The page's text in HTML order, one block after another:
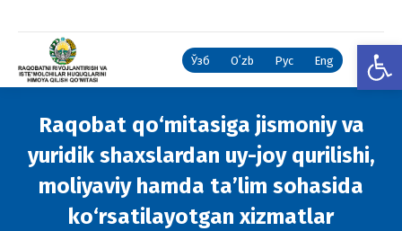
Ўзб Oʻzb Рус Eng
Raqobat qo‘mitasiga jismoniy va
yuridik shaxslardan uy-joy qurilishi,
moliyaviy hamda ta’lim sohasida
ko‘rsatilayotgan xizmatlar